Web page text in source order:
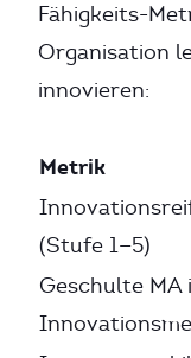
Fähigkeits-
Organisation
innovieren:
Metrik
(Stufe 1—5)
Geschulte MA